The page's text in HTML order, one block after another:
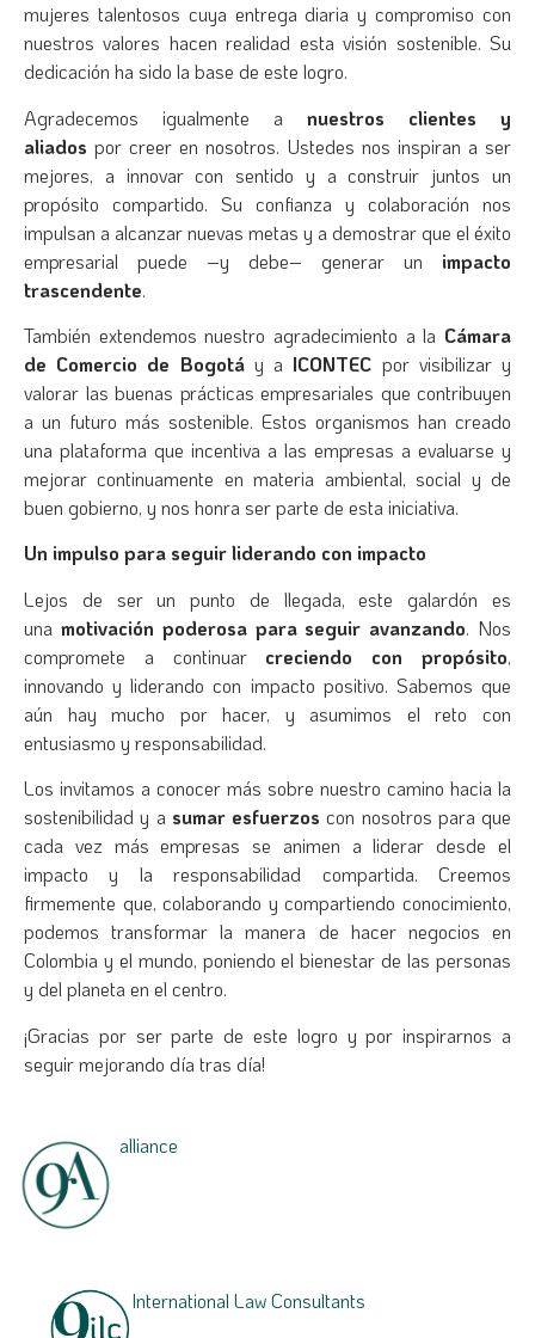
mujeres talentosos cuya entrega diaria y compromiso con
nuestros valores hacen realidad esta visión sostenible. Su
dedicación ha sido la base de este logro.
Agradecemos igualmente a nuestros clientes y
aliados por creer en nosotros. Ustedes nos inspiran a ser
mejores, a innovar con sentido y a construir juntos un
propósito compartido. Su confianza y colaboración nos
impulsan a alcanzar nuevas metas y a demostrar que el éxito
empresarial puede –y debe– generar un impacto
trascendente.
También extendemos nuestro agradecimiento a la Cámara
de Comercio de Bogotáy a ICONTEC por visibilizar y
valorar las buenas prácticas empresariales que contribuyen
a un futuro más sostenible. Estos organismos han creado
una plataforma que incentiva a las empresas a evaluarse y
mejorar continuamente en materia ambiental, social y de
buen gobierno, y nos honra ser parte de esta iniciativa.
Un impulso para seguir liderando con impacto
Lejos de ser un punto de llegada, este galardón es
una motivación poderosa para seguir avanzando. Nos
compromete a continuar creciendo con propósito,
innovando y liderando con impacto positivo. Sabemos que
aún hay mucho por hacer, y asumimos el reto con
entusiasmo y responsabilidad.
Los invitamos a conocer más sobre nuestro camino hacia la
sostenibilidad y a sumar esfuerzos con nosotros para que
cada vez más empresas se animen a liderar desde el
impacto y la responsabilidad compartida. Creemos
firmemente que, colaborando y compartiendo conocimiento,
podemos transformar la manera de hacer negocios en
Colombia y el mundo, poniendo el bienestar de las personas
y del planeta en el centro.
¡Gracias por ser parte de este logro y por inspirarnos a
seguir mejorando día tras día!
alliance
International Law Consultants